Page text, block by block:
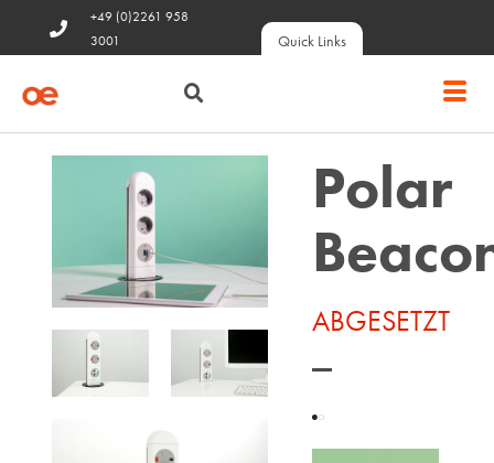
+49 (0)2261 958
3001
Quick Links
Polar
ABGESETZT